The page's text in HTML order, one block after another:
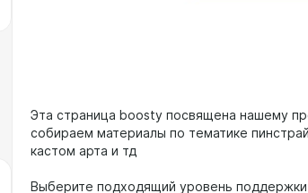
Эта страница boosty посвящена нашему
собираем материалы по тематике
кастом арта и тд
Выберите подходящий уровень